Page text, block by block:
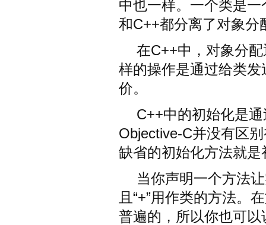
中也一样。一个类是
和C++都分离了对象分
在C++中，对象分
样的操作是通过给类
价。
C++中的初始化是
Objective-C并没有区
缺省的初始化方法就是
当你声明一个方法
且“+”用作类的方法。
普遍的，所以你也可